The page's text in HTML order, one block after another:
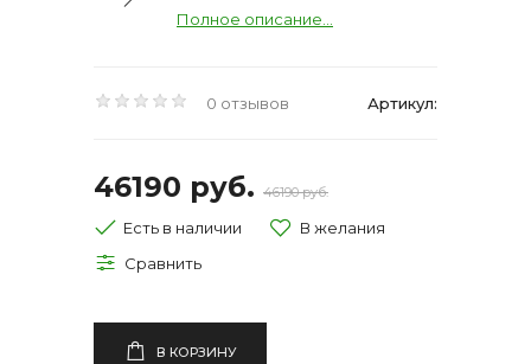
Полное описание...
0 отзывов Артикул:
46190 руб. 46190 руб.
Есть в наличии
В КОРЗИНУ